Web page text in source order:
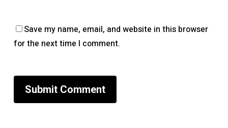
Save my name, email, and website in this browser
for the next time I comment.